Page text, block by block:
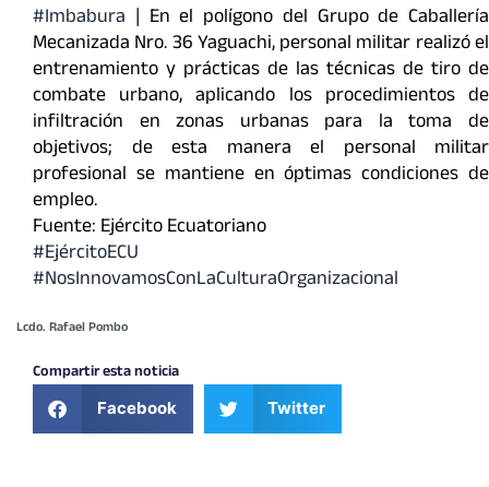
#Imbabura | En el polígono del Grupo de Caballería
Mecanizada Nro. 36 Yaguachi, personal militar realizó el
entrenamiento y prácticas de las técnicas de tiro de
combate urbano, aplicando los procedimientos de
infiltración en zonas urbanas para la toma de
objetivos; de esta manera el personal militar
profesional se mantiene en óptimas condiciones de
empleo.
Fuente: Ejército Ecuatoriano
#EjércitoECU
#NosInnovamosConLaCulturaOrganizacional
Lcdo. Rafael Pombo
Compartir esta noticia
Facebook Twitter